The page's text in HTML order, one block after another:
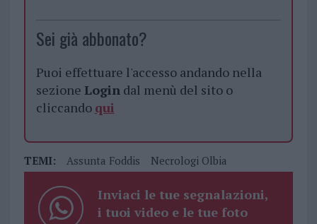
Sei già abbonato?
Puoi effettuare l'accesso andando nella
sezione Logindal menù del sito o
cliccando qui
TEMI: Assunta Foddis Necrologi Olbia
Inviaci le tue segnalazioni,
i tuoi video e le tue foto